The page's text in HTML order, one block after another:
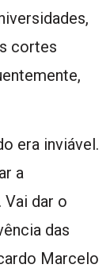
cortes
era inviável.
a
Vai dar o
das
Marcelo